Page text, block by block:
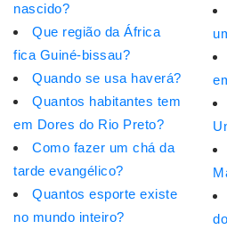
nascido?
Que região da África
fica Guiné-bissau?
Quando se usa haverá?
Quantos habitantes tem
em Dores do Rio Preto?
Como fazer um chá da
tarde evangélico?
Quantos esporte existe
no mundo inteiro?